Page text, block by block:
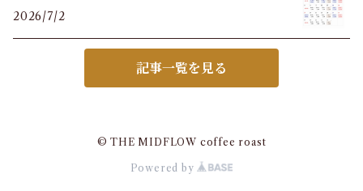
2026/7/2
記事一覧を見る
© THE MIDFLOW coffee roast
Powered by